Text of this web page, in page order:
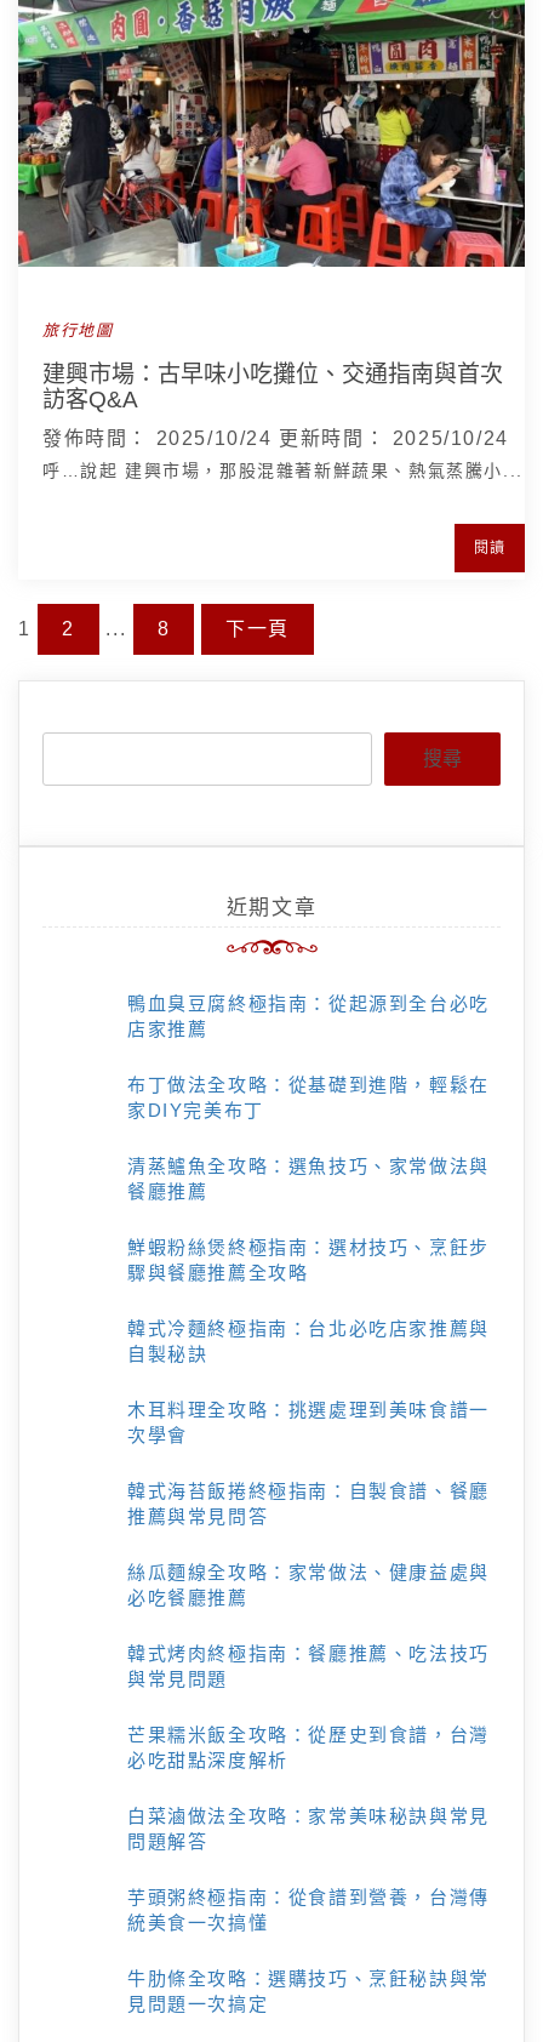
旅行地圖
建興市場：古早味小吃攤位、交通指南與首次
訪客Q&A
發佈時間： 2025/10/24 更新時間： 2025/10/24
呼…說起 建興市場，那股混雜著新鮮蔬果、熱氣蒸騰小...
閱讀
文章
分
頁
Page
1
Page
2
...
Page
8 下一頁
搜尋
近期文章
鴨血臭豆腐終極指南：從起源到全台必吃
店家推薦
布丁做法全攻略：從基礎到進階，輕鬆在
家DIY完美布丁
清蒸鱸魚全攻略：選魚技巧、家常做法與
餐廳推薦
鮮蝦粉絲煲終極指南：選材技巧、烹飪步
驟與餐廳推薦全攻略
韓式冷麵終極指南：台北必吃店家推薦與
自製秘訣
木耳料理全攻略：挑選處理到美味食譜一
次學會
韓式海苔飯捲終極指南：自製食譜、餐廳
推薦與常見問答
絲瓜麵線全攻略：家常做法、健康益處與
必吃餐廳推薦
韓式烤肉終極指南：餐廳推薦、吃法技巧
與常見問題
芒果糯米飯全攻略：從歷史到食譜，台灣
必吃甜點深度解析
白菜滷做法全攻略：家常美味秘訣與常見
問題解答
芋頭粥終極指南：從食譜到營養，台灣傳
統美食一次搞懂
牛肋條全攻略：選購技巧、烹飪秘訣與常
見問題一次搞定